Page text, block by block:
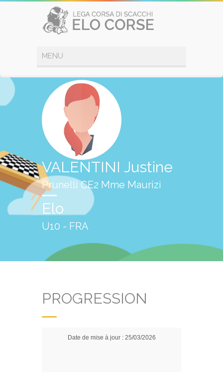
VALENTINI Justine
Prunelli CE2 Mme Maurizi
Elo
U10 - FRA
PROGRESSION
Date de mise à jour : 25/03/2026